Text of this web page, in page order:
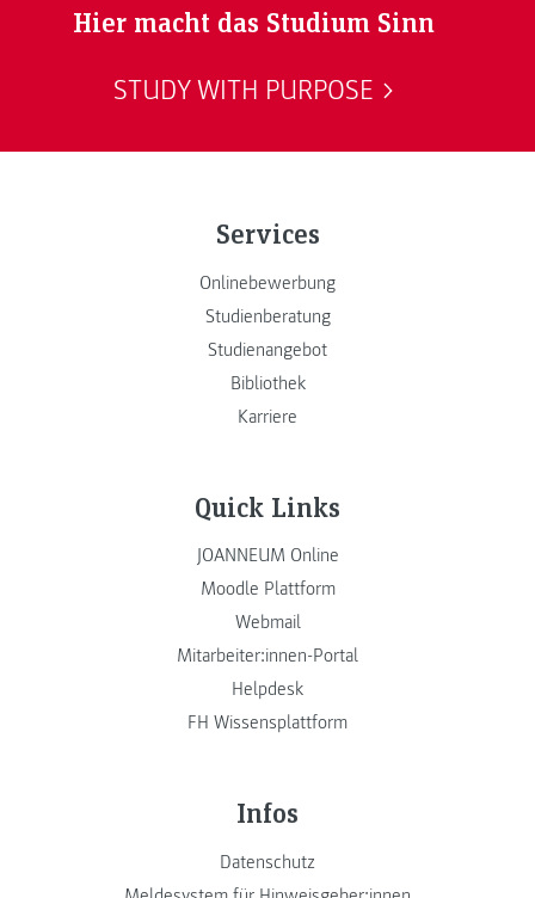
Hier macht das Studium Sinn
STUDY WITH PURPOSE
Services
Onlinebewerbung
Studienberatung
Studienangebot
Bibliothek
Karriere
Quick Links
JOANNEUM Online
Moodle Plattform
Webmail
Mitarbeiter:innen-Portal
Helpdesk
FH Wissensplattform
Infos
Datenschutz